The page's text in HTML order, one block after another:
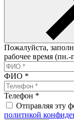
Пожалуйста,
рабочее время
ФИО *
Телефон *
Отправляя эту
политикой